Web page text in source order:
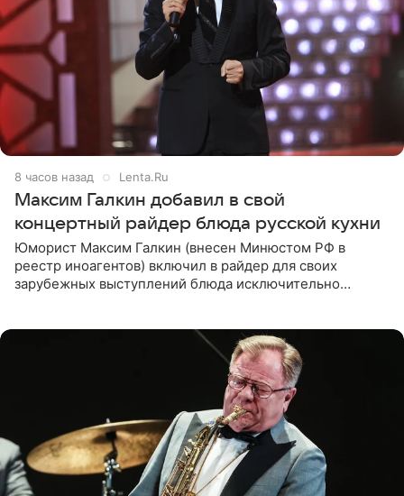
8 часов назад Lenta.Ru
Максим Галкин добавил в свой
концертный райдер блюда русской кухни
Юморист Максим Галкин (внесен Минюстом РФ в
реестр иноагентов) включил в райдер для своих
зарубежных выступлений блюда исключительно